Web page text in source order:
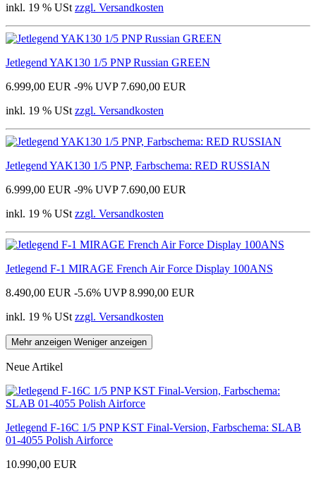
inkl. 19 % USt zzgl. Versandkosten
Jetlegend YAK130 1/5 PNP Russian GREEN
6.999,00 EUR -9% UVP 7.690,00 EUR
inkl. 19 % USt zzgl. Versandkosten
Jetlegend YAK130 1/5 PNP, Farbschema: RED RUSSIAN
6.999,00 EUR -9% UVP 7.690,00 EUR
inkl. 19 % USt zzgl. Versandkosten
Jetlegend F-1 MIRAGE French Air Force Display 100ANS
8.490,00 EUR -5.6% UVP 8.990,00 EUR
inkl. 19 % USt zzgl. Versandkosten
Mehr anzeigen Weniger anzeigen
Neue Artikel
Jetlegend F-16C 1/5 PNP KST Final-Version, Farbschema: SLAB
01-4055 Polish Airforce
10.990,00 EUR